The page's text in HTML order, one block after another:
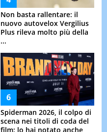
Non basta rallentare: il
nuovo autovelox Vergilius
Plus rileva molto più della
...
Spiderman 2026, il colpo di
scena nei titoli di coda del
film: lo hai notato anche